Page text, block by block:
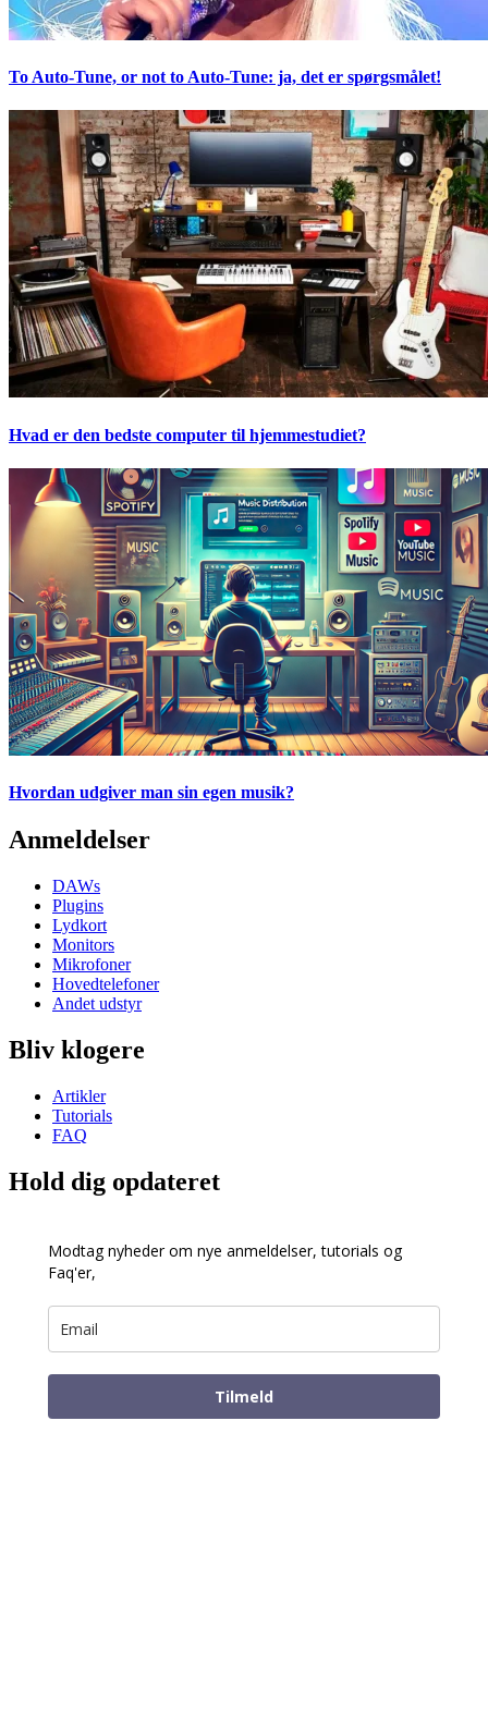
To Auto-Tune, or not to Auto-Tune: ja, det er spørgsmålet!
Hvad er den bedste computer til hjemmestudiet?
Hvordan udgiver man sin egen musik?
Anmeldelser
DAWs
Plugins
Lydkort
Monitors
Mikrofoner
Hovedtelefoner
Andet udstyr
Bliv klogere
Artikler
Tutorials
FAQ
Hold dig opdateret
Modtag nyheder om nye anmeldelser, tutorials og
Faq'er,
Tilmeld